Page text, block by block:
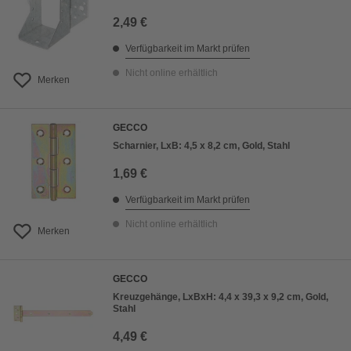
Merken
2,49 €
Verfügbarkeit im Markt prüfen
Nicht online erhältlich
Merken
GECCO
Scharnier, LxB: 4,5 x 8,2 cm, Gold, Stahl
1,69 €
Verfügbarkeit im Markt prüfen
Nicht online erhältlich
GECCO
Kreuzgehänge, LxBxH: 4,4 x 39,3 x 9,2 cm, Gold,
Stahl
4,49 €